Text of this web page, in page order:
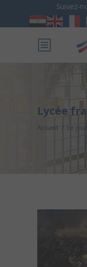
Suivez-
Lycée
Accueil / Le